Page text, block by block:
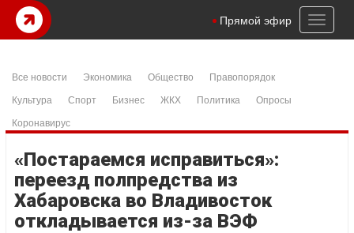
Toggle
Прямой эфир
Все новости Экономика Общество
Правопорядок
Культура
Спорт Бизнес ЖКХ Политика
Опросы
Коронавирус
«Постараемся исправиться»:
переезд полпредства из
Хабаровска во Владивосток
откладывается из-за ВЭФ